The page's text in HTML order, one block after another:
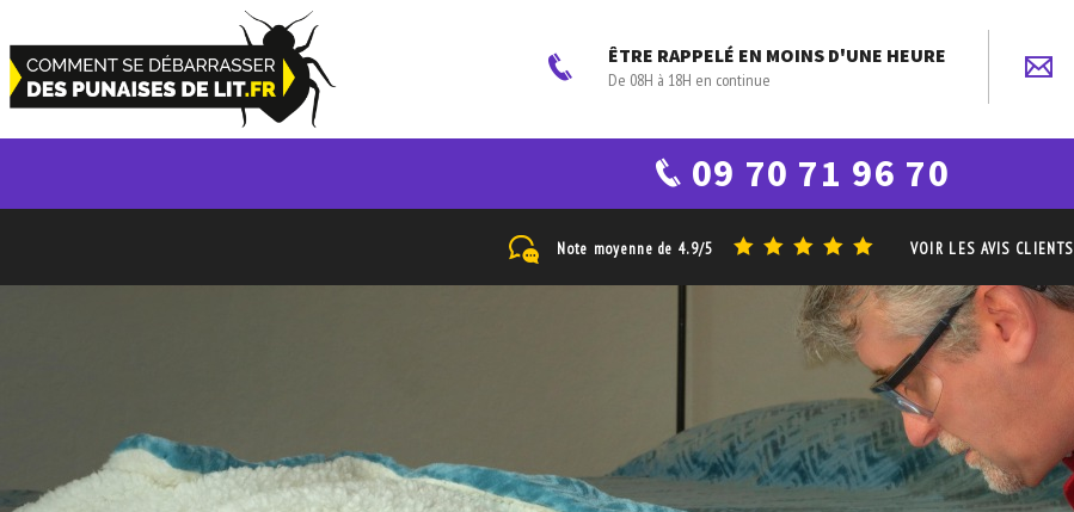
ÊTRE RAPPELÉ EN MOINS D'UNE HEURE
De 08H à 18H en continue
09 70 71 96 70
Note moyenne de4.9/5 VOIR LES AVIS CLIENTS